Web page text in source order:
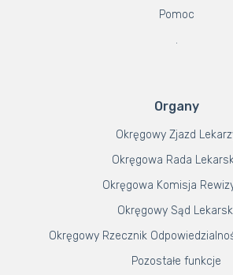
Pomoc
.
Organy
Okręgowy Zjazd
Okręgowa Rada
Okręgowa Komisja
Okręgowy Sąd
Okręgowy Rzecznik
Pozostałe funkcje